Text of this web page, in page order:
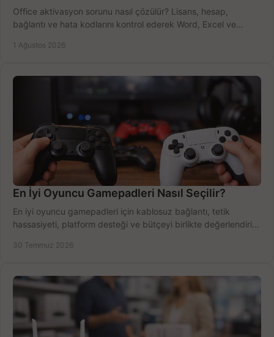
Office aktivasyon sorunu nasıl çözülür? Lisans, hesap,
bağlantı ve hata kodlarını kontrol ederek Word, Excel ve
1 Ağustos 2026
En İyi Oyuncu Gamepadleri Nasıl Seçilir?
En iyi oyuncu gamepadleri için kablosuz bağlantı, tetik
hassasiyeti, platform desteği ve bütçeyi birlikte değerlendirin;
30 Temmuz 2026